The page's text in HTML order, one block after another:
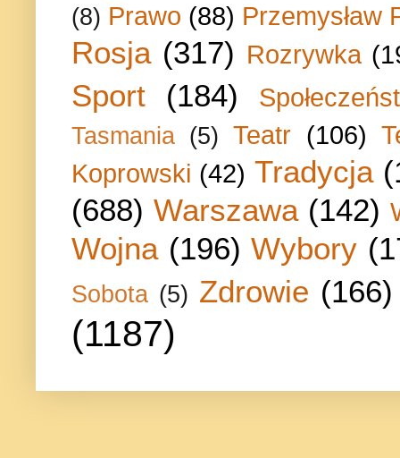
(8) Prawo (88) Przemysław
Rosja (317) Rozrywka
Sport (184)
Tasmania (5) Teatr (106)
Koprowski (42) Tradycja
(688) Warszawa (142)
Wojna (196) Wybory
Sobota (5) Zdrowie (166)
(1187)